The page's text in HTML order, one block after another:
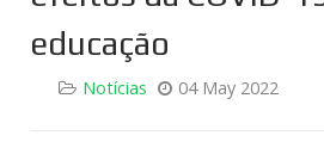
educação
Notícias 04 May 2022